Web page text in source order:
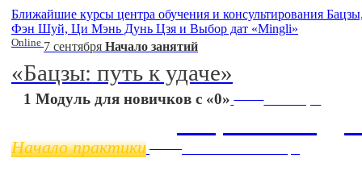
Ближайшие курсы центра обучения и консультирования
Фэн Шуй, Ци Мэнь Дунь Цзя и Выбор дат «Mingli»
Online 7 сентября Начало занятий
«Бацзы: путь к удаче»
1 Модуль для новичков с «0» 11 ноября
Начало практики